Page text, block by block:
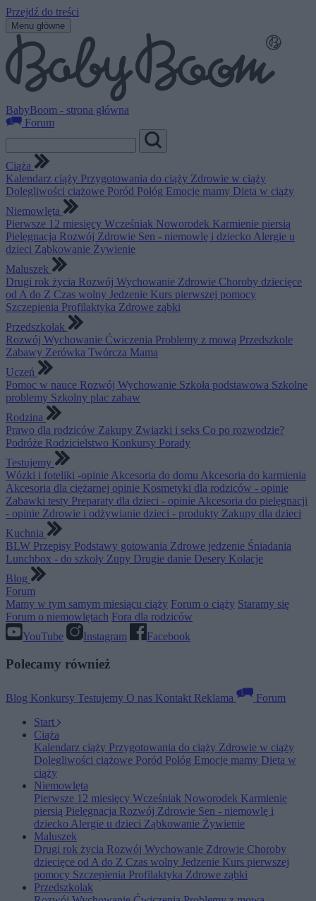
Przejdź do treści
Menu główne
BabyBoom - strona główna
Forum
Ciąża
Kalendarz ciąży Przygotowania do ciąży Zdrowie w ciąży
Dolegliwości ciążowe Poród Połóg Emocje mamy Dieta w ciąży
Niemowlęta
Pierwsze 12 miesięcy Wcześniak Noworodek Karmienie piersią
Pielęgnacja Rozwój Zdrowie Sen - niemowlę i dziecko Alergie u
dzieci Ząbkowanie Żywienie
Maluszek
Drugi rok życia Rozwój Wychowanie Zdrowie Choroby dziecięce
od A do Z Czas wolny Jedzenie Kurs pierwszej pomocy
Szczepienia Profilaktyka Zdrowe ząbki
Przedszkolak
Rozwój Wychowanie Ćwiczenia Problemy z mową Przedszkole
Zabawy Zerówka Twórcza Mama
Uczeń
Pomoc w nauce Rozwój Wychowanie Szkoła podstawowa Szkolne
problemy Szkolny plac zabaw
Rodzina
Prawo dla rodziców Zakupy Związki i seks Co po rozwodzie?
Podróże Rodzicielstwo Konkursy Porady
Testujemy
Wózki i foteliki -opinie Akcesoria do domu Akcesoria do karmienia
Akcesoria dla ciężarnej opinie Kosmetyki dla rodziców - opinie
Zabawki testy Preparaty dla dzieci - opinie Akcesoria do pielęgnacji
- opinie Zdrowie i odżywianie dzieci - produkty Zakupy dla dzieci
Kuchnia
BLW Przepisy Podstawy gotowania Zdrowe jedzenie Śniadania
Lunchbox - do szkoły Zupy Drugie danie Desery Kolacje
Blog
Forum
Mamy w tym samym miesiącu ciąży Forum o ciąży Staramy się
Forum o niemowlętach Fora dla rodziców
YouTube
Instagram Facebook
Polecamy również
Blog Konkursy Testujemy O nas Kontakt Reklama
Forum
Start
Ciąża
Kalendarz ciąży Przygotowania do ciąży Zdrowie w ciąży
Dolegliwości ciążowe Poród Połóg Emocje mamy Dieta w
ciąży
Niemowlęta
Pierwsze 12 miesięcy Wcześniak Noworodek Karmienie
piersią Pielęgnacja Rozwój Zdrowie Sen - niemowlę i
dziecko Alergie u dzieci Ząbkowanie Żywienie
Maluszek
Drugi rok życia Rozwój Wychowanie Zdrowie Choroby
dziecięce od A do Z Czas wolny Jedzenie Kurs pierwszej
pomocy Szczepienia Profilaktyka Zdrowe ząbki
Przedszkolak